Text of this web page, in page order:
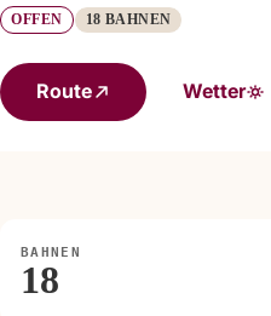
OFFEN 18 BAHNEN
Route Wetter
BAHNEN
18